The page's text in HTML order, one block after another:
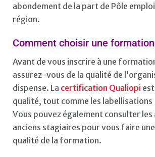
abondement de la part de Pôle
région.
Comment choisir une
Avant de vous inscrire à une
assurez-vous de la qualité de
dispense. La certification Qualiopi
qualité, tout comme les labellisations
Vous pouvez également consulter les
anciens stagiaires pour vous faire
qualité de la formation.